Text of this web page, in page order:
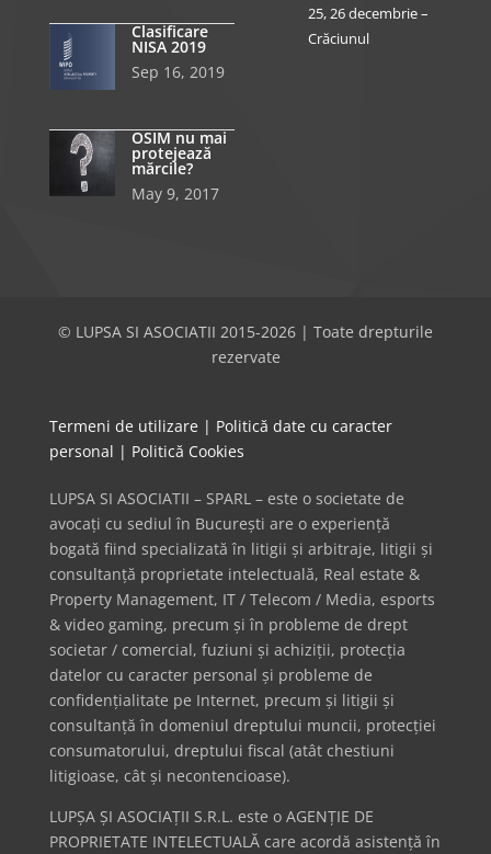
Clasificare
NISA 2019
Sep 16, 2019
OSIM nu mai
protejează
mărcile?
May 9, 2017
25, 26 decembrie –
Crăciunul
© LUPSA SI ASOCIATII 2015-2026 | Toate drepturile
rezervate
Termeni de utilizare | Politică date cu caracter
personal | Politică Cookies
LUPSA SI ASOCIATII – SPARL – este o societate de
avocați cu sediul în București are o experiență
bogată fiind specializată în litigii și arbitraje, litigii și
consultanță proprietate intelectuală, Real estate &
Property Management, IT / Telecom / Media, esports
& video gaming, precum și în probleme de drept
societar / comercial, fuziuni și achiziții, protecția
datelor cu caracter personal și probleme de
confidențialitate pe Internet, precum și litigii și
consultanță în domeniul dreptului muncii, protecției
consumatorului, dreptului fiscal (atât chestiuni
litigioase, cât și necontencioase).
LUPȘA ȘI ASOCIAȚII S.R.L. este o AGENȚIE DE
PROPRIETATE INTELECTUALĂ care acordă asistență în